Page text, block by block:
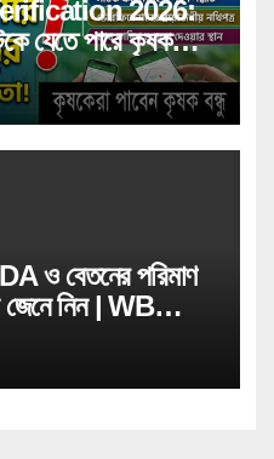
2026:
যেতে পারে কৃষক
বিস্তারিত
ও বেতনের পরিমাণ
জেনে নিন | WB